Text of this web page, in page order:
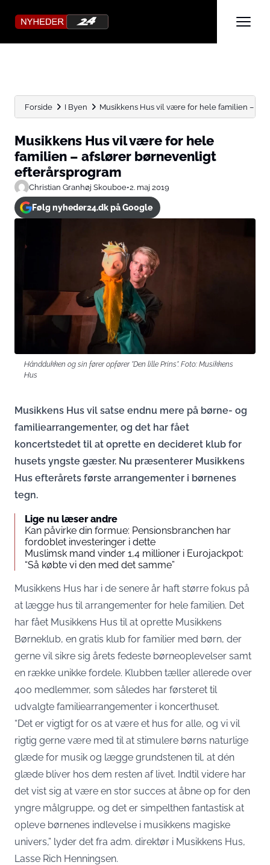
Forside I Byen Musikkens Hus vil være for hele familien –
Musikkens Hus vil være for hele
familien – afslører børnevenligt
efterårsprogram
Christian Granhøj Skouboe•2. maj 2019
Følg nyheder24.dk på Google
Hånddukken og sin fører opfører "Den lille Prins". Foto: Musikkens
Hus
Musikkens Hus vil satse endnu mere på børne- og
familiearrangementer, og det har fået
koncertstedet til at oprette en decideret klub for
husets yngste gæster. Nu præsenterer Musikkens
Hus efterårets første arrangementer i børnenes
tegn.
Lige nu læser andre
Kan påvirke din formue: Pensionsbranchen har
fordoblet investeringer i dette
Muslimsk mand vinder 1,4 millioner i Eurojackpot:
“Så købte vi den med det samme”
Musikkens Hus har i de senere år haft større fokus på
at lægge hus til arrangementer for hele familien. Det
har fået Musikkens Hus til at oprette Musikkens
Børneklub, en gratis klub for familier med børn, der
gerne vil sikre sig årets fedeste børneoplevelser samt
en række unikke fordele. Klubben tæller allerede over
400 medlemmer, som således har førsteret til
udvalgte familiearrangementer i koncerthuset.
“Det er vigtigt for os at være et hus for alle, og vi vil
rigtig gerne være med til at stimulere børns naturlige
glæde for musik og lægge grundstenen til, at dén
glæde bliver hos dem resten af livet. Indtil videre har
det vist sig at være en stor succes at åbne op for den
yngre målgruppe, og det er simpelthen fantastisk at
opleve børnenes indlevelse i musikkens magiske
univers,” lyder det fra adm. direktør i Musikkens Hus,
Lasse Rich Henningsen.